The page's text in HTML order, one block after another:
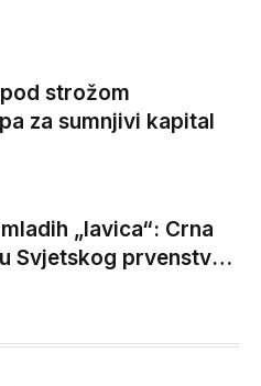
vozače, veće kazne
strožom
za sumnjivi kapital
„lavica“: Crna
Svjetskog prvenstva
Slovačkom